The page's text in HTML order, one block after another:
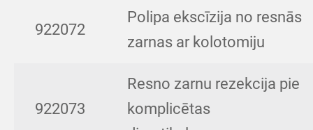
922072
Polipa ekscīzija no resnās
zarnas ar kolotomiju
922073
Resno zarnu rezekcija pie
komplicētas